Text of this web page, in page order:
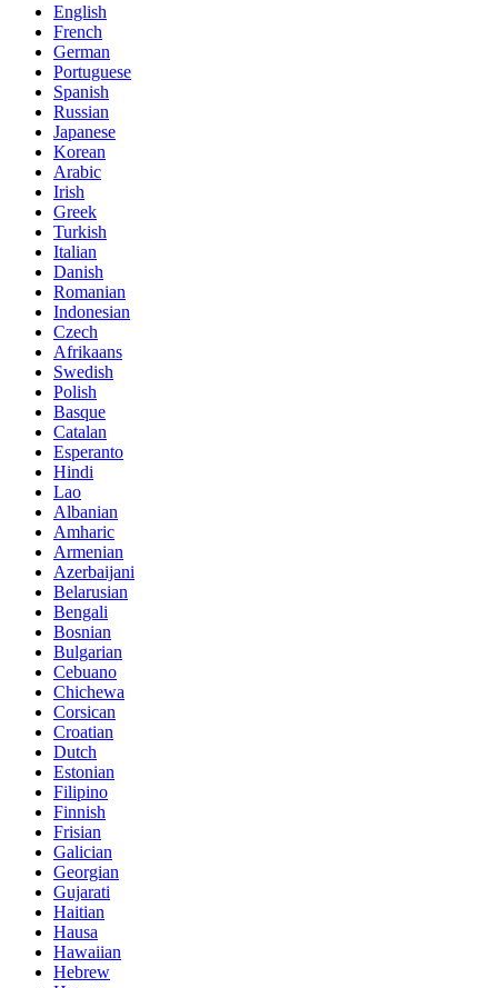
English
French
German
Portuguese
Spanish
Russian
Japanese
Korean
Arabic
Irish
Greek
Turkish
Italian
Danish
Romanian
Indonesian
Czech
Afrikaans
Swedish
Polish
Basque
Catalan
Esperanto
Hindi
Lao
Albanian
Amharic
Armenian
Azerbaijani
Belarusian
Bengali
Bosnian
Bulgarian
Cebuano
Chichewa
Corsican
Croatian
Dutch
Estonian
Filipino
Finnish
Frisian
Galician
Georgian
Gujarati
Haitian
Hausa
Hawaiian
Hebrew